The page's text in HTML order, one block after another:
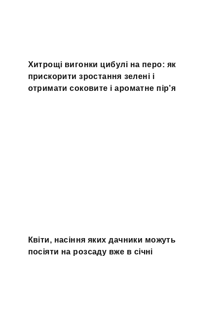
Хитрощі вигонки цибулі на перо: як
прискорити зростання зелені і
отримати соковите і ароматне пір’я
Квіти, насіння яких дачники можуть
посіяти на розсаду вже в січні